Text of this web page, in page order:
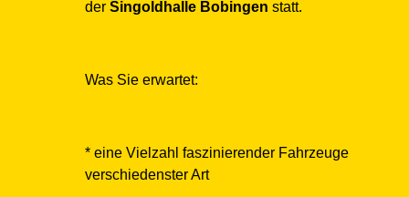
der Singoldhalle Bobingen statt.
Was Sie erwartet:
* eine Vielzahl faszinierender Fahrzeuge
verschiedenster Art